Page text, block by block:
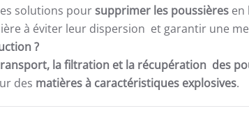
solutions poursupprimer les poussières en
à éviter leur dispersion et garantir une
?
la filtration et la récupération des
des matières à caractéristiques explosives.